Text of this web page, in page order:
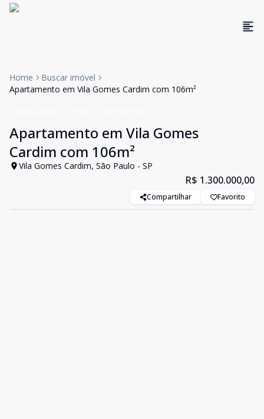
Home
Buscar imóvel
Apartamento em Vila Gomes Cardim com 106m²
Apartamento em Vila Gomes
Cardim com 106m²
Vila Gomes Cardim, São Paulo - SP
R$ 1.300.000,00
Compartilhar Favorito